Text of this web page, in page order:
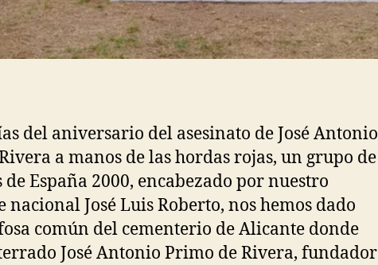
del aniversario del asesinato de José Antonio
a manos de las hordas rojas, un grupo de
España 2000, encabezado por nuestro
nacional José Luis Roberto, nos hemos dado
común del cementerio de Alicante donde
José Antonio Primo de Rivera, fundador